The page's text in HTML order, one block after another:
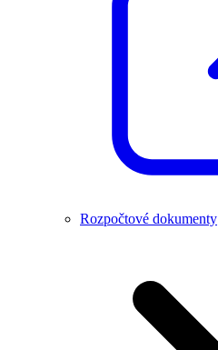
Rozpočtové dokumenty